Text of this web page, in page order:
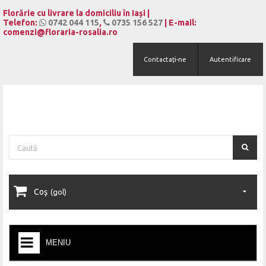
Florărie cu livrare la domiciliu în Iași |
Telefon:
0742 044 115, 0735 156 527 | E-mail:
comenzi@floraria-rosalia.ro
Autentificare
Contactați-ne
Coş (gol)
MENIU